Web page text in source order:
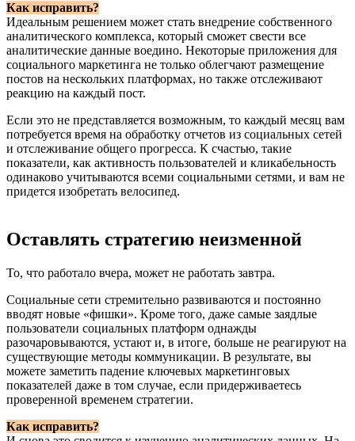
Как исправить?
Идеальным решением может стать внедрение собственного
аналитического комплекса, который сможет свести все
аналитические данные воедино. Некоторые приложения для
социального маркетинга не только облегчают размещение
постов на нескольких платформах, но также отслеживают
реакцию на каждый пост.
Если это не представляется возможным, то каждый месяц вам
потребуется время на обработку отчетов из социальных сетей
и отслеживание общего прогресса. К счастью, такие
показатели, как активность пользователей и кликабельность
одинаково учитываются всеми социальными сетями, и вам не
придется изобретать велосипед.
Оставлять стратегию неизменной
То, что работало вчера, может не работать завтра.
Социальные сети стремительно развиваются и постоянно
вводят новые «фишки». Кроме того, даже самые заядлые
пользователи социальных платформ однажды
разочаровываются, устают и, в итоге, больше не реагируют на
существующие методы коммуникации. В результате, вы
можете заметить падение ключевых маркетинговых
показателей даже в том случае, если придерживаетесь
проверенной временем стратегии.
Как исправить?